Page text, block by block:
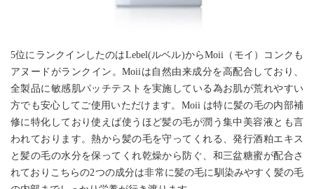
5位にランクインしたのはLebel(ルベル)からMoii（モイ）コンクも
アヌードがランクイン。Moiiは自然由来成分を高配合しており、
全製品に敏感肌パッチテストを実施している為お肌が荒れやすい
方でも安心してご使用いただけます。Moii は特に髪の毛の内部補
修に特化しており使えば使うほど髪の毛が潤う集中美容液とも言
われております。熱から髪の毛を守ってくれる、発行酒粕エキス
と髪の毛の水分を保ってくれ乾燥から防ぐ、和三盆糖蜜が配合さ
れておりこちらの2つの成分は非常に髪の毛に馴染みやすく髪の毛